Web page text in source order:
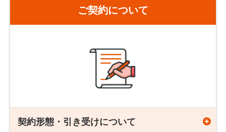
契約年齢とは、申込日の翌月1日（契約日）時点での
保険期間満了日の翌日（更新日）の年齢が89歳以下の場
ご契約について
契約形態・引き受けについて